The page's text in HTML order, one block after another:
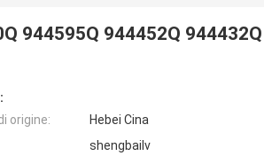
944595Q 944452Q
origine:
Hebei Cina
shengbailv